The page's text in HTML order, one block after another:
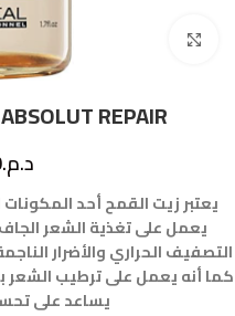
REPAIR
د.م.
يعتبر زيت القمح أحد
يعمل على تغذية الشعر الجاف
التصفيف الحراري والأضرار
كما أنه يعمل على ترطيب الشعر
يساعد على